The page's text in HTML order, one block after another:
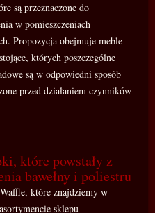
są przeznaczone do
w pomieszczeniach
Propozycja obejmuje meble
których poszczególne
są w odpowiedni sposób
przed działaniem czynników
które powstały z
bawełny i poliestru
które znajdziemy w
sklepu